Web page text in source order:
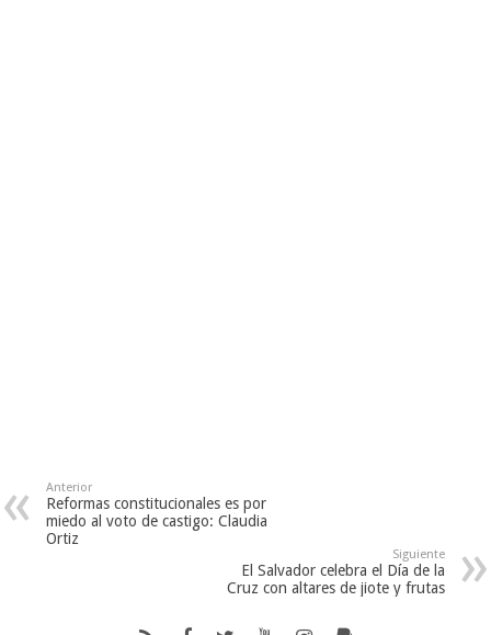
Anterior
Reformas constitucionales es por
miedo al voto de castigo: Claudia
Ortiz
Siguiente
El Salvador celebra el Día de la
Cruz con altares de jiote y frutas